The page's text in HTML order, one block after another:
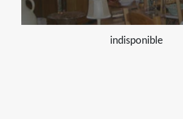
indisponible